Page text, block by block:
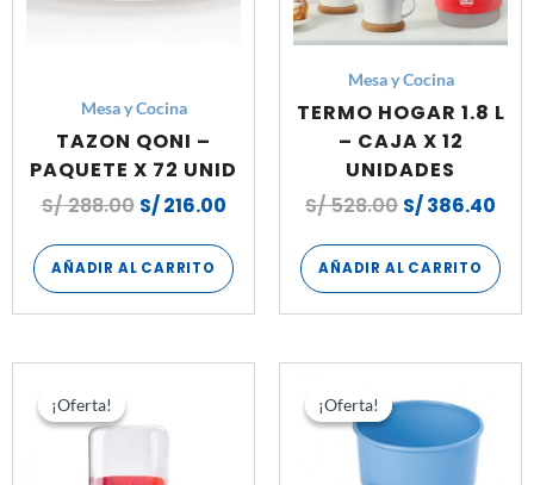
Mesa y Cocina
TAZON QONI –
PAQUETE X 72 UNID
S/288.00 S/216.00
AÑADIR AL CARRITO
Mesa y Cocina
TERMO HOGAR 1.8 L
– CAJA X 12
UNIDADES
S/528.00 S/386.40
AÑADIR AL CARRITO
¡Oferta!
¡Oferta!
original
S/ 192.00.
¡Oferta!
¡Oferta!
precio
original
era:
S/ 156.00.